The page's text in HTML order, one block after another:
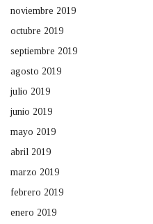
noviembre 2019
octubre 2019
septiembre 2019
agosto 2019
julio 2019
junio 2019
mayo 2019
abril 2019
marzo 2019
febrero 2019
enero 2019